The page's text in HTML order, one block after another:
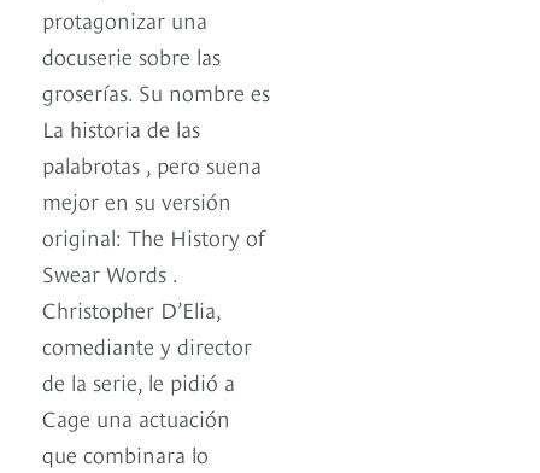
protagonizar una
docuserie sobre las
groserías. Su nombre es
La historia de las
palabrotas , pero suena
mejor en su versión
original: The History of
Swear Words .
Christopher D’Elia,
comediante y director
de la serie, le pidió a
Cage una actuación
que combinara lo